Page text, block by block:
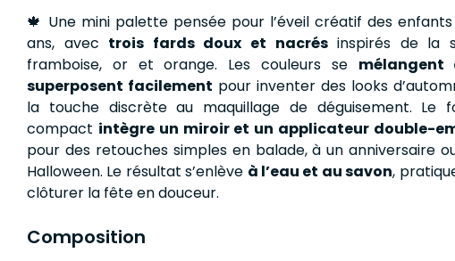
🍁 Une mini palette pensée pour l’éveil créatif des
ans, avec trois fards doux et nacrésinspirés de la
framboise, or et orange. Les couleurs se mélangent
superposent facilement pour inventer des looks
la touche discrète au maquillage de déguisement. Le
compact intègre un miroir et un applicateur double-
pour des retouches simples en balade, à un anniversaire
Halloween. Le résultat s’enlève à l’eau et au savon,
clôturer la fête en douceur.
Composition